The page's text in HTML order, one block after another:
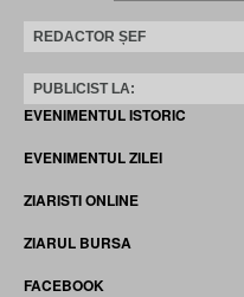
REDACTOR ȘEF
PUBLICIST LA:
EVENIMENTUL ISTORIC
EVENIMENTUL ZILEI
ZIARISTI ONLINE
ZIARUL BURSA
FACEBOOK